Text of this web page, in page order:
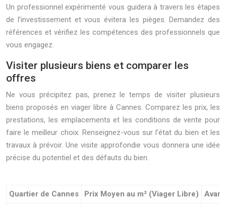
Un professionnel expérimenté vous guidera à travers les étapes
de l’investissement et vous évitera les pièges. Demandez des
références et vérifiez les compétences des professionnels que
vous engagez.
Visiter plusieurs biens et comparer les
offres
Ne vous précipitez pas, prenez le temps de visiter plusieurs
biens proposés en viager libre à Cannes. Comparez les prix, les
prestations, les emplacements et les conditions de vente pour
faire le meilleur choix. Renseignez-vous sur l’état du bien et les
travaux à prévoir. Une visite approfondie vous donnera une idée
précise du potentiel et des défauts du bien.
Quartier de Cannes Prix Moyen au m² (Viager Libre)